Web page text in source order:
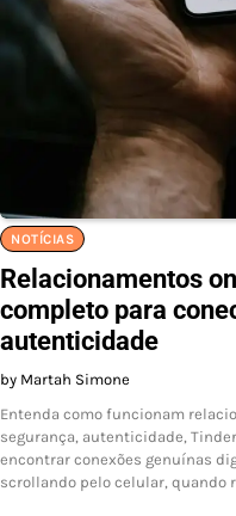
NOTÍCIAS
Relacionamentos
completo para
autenticidade
by Martah Simone
Entenda como funcionam
segurança, autenticidade,
encontrar conexões genuínas
scrollando pelo celular, quando